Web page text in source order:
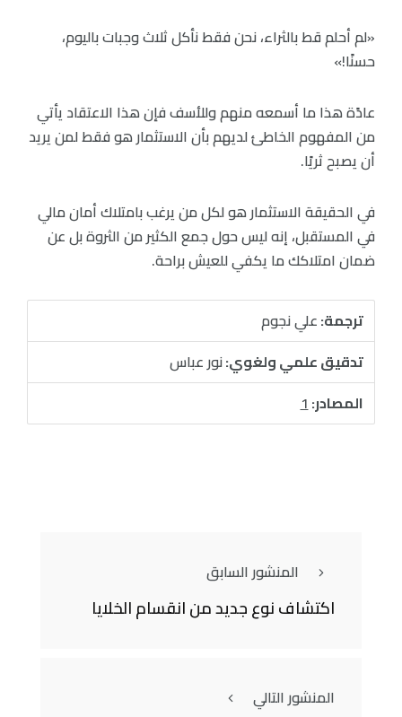
«لم أحلم قط بالثراء، نحن فقط نأكل ثلاث وجبات باليوم،
حسنًا!»
عادًة هذا ما أسمعه منهم وللأسف فإن هذا الاعتقاد يأتي
من المفهوم الخاطئ لديهم بأن الاستثمار هو فقط لمن يريد
أن يصبح ثريًا.
في الحقيقة الاستثمار هو لكل من يرغب بامتلاك أمان مالي
في المستقبل، إنه ليس حول جمع الكثير من الثروة بل عن
ضمان امتلاكك ما يكفي للعيش براحة.
ترجمة:علي نجوم
تدقيق علمي ولغوي:نور عباس
المصادر:1
المنشور السابق
اكتشاف نوع جديد من انقسام الخلايا
المنشور التالي